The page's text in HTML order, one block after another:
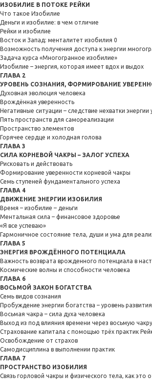
ИЗОБИЛИЕ В ПОТОКЕ РЕЙКИ
Что такое Изобилие
Деньги и изобилие: в чем отличие
Рейки и изобилие
Восток и Запад: менталитет изобилия 0
Возможность получения доступа к энергии
Задача курса «Многогранное изобилие»
Изобилие – энергия, которая имеет вдох и выдох
ГЛАВА 2
УРОВЕНЬ СОЗНАНИЯ, ФОРМИРОВАНИЕ
Духовная эволюция человека
Врождённая уверенность
Негативные ситуации – следствие нехватки энергии
Пять пространств для самореализации
Пространство элементов
Горячее сердце и холодная голова
ГЛАВА 3
СИЛА КОРНЕВОЙ ЧАКРЫ – ЗАЛОГ УСПЕХА
Рисковать и действовать
Формирование уверенности корневой чакры
Семь ступеней фундаментального успеха
ГЛАВА 4
ДВИЖЕНИЕ ЭНЕРГИИ ИЗОБИЛИЯ
Время – изобилие – деньги
Ментальная сила – финансовое здоровье
«Я все успеваю»
Гармоничное состояние тела, души и ума для
ГЛАВА 5
ЭНЕРГИЯ ВРОЖДЁННОГО ПОТЕНЦИАЛА
Важность возврата врожденного потенциала в
Космические волны и способности человека
ГЛАВА 6
ВОСЬМОЙ ЗАКОН БОГАТСТВА
Семь видов сознания
Пробуждение энергии богатства – уровень
Восьмая чакра – сила духа человека
Выход из под влияния времени через восьмую чакру
Страхование капитала с помощью трёх практик
Освобождение от страхов
Самодисциплина в выполнении практик
ГЛАВА 7
ПРОСТРАНСТВО ИЗОБИЛИЯ
Связь горловой чакры и физического тела, как это